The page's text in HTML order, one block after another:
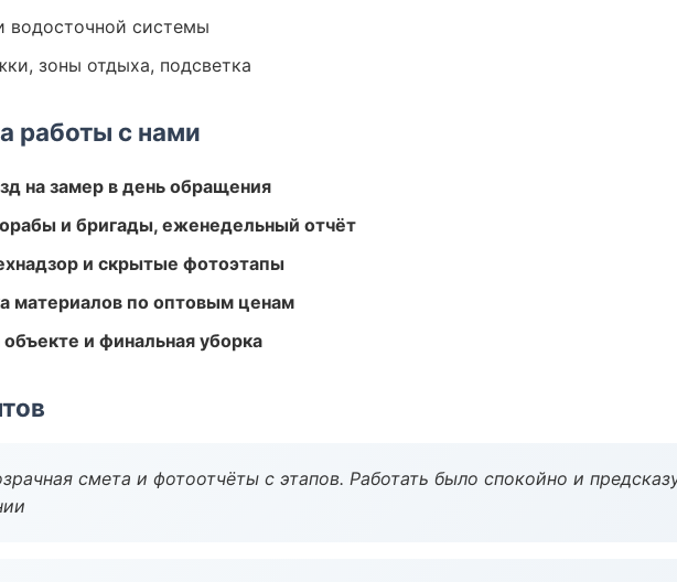
водосточной системы
зоны отдыха, подсветка
работы с нами
на замер в день обращения
и бригады, еженедельный отчёт
и скрытые фотоэтапы
материалов по оптовым ценам
объекте и финальная уборка
смета и фотоотчёты с этапов. Работать было спокойно и